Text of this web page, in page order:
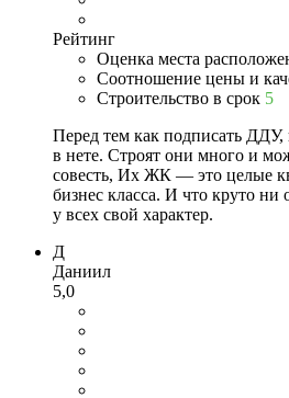
Рейтинг
Оценка места
Соотношение цены и
Строительство в срок 5
Перед тем как подписать
в нете. Строят они много и
совесть, Их ЖК — это целые
бизнес класса. И что круто
у всех свой характер.
Д
Даниил
5,0